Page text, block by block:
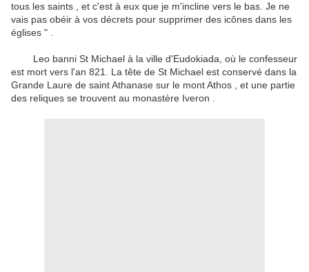
tous les saints , et c'est à eux que je m'incline vers le bas. Je ne
vais pas obéir à vos décrets pour supprimer des icônes dans les
églises " .
Leo banni St Michael à la ville d'Eudokiada, où le confesseur
est mort vers l'an 821.
La tête de St Michael est conservé dans la
Grande Laure de saint Athanase sur le mont Athos , et une partie
des reliques se trouvent au monastère Iveron .